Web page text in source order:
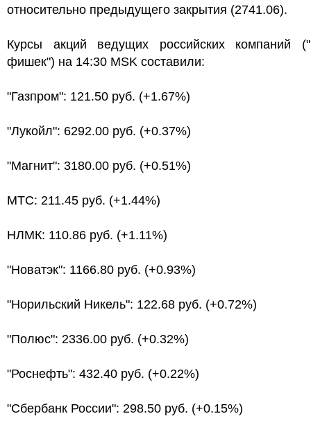
относительно предыдущего закрытия (2741.06).
Курсы акций ведущих российских компаний
фишек") на 14:30 MSK составили:
"Газпром": 121.50 руб. (+1.67%)
"Лукойл": 6292.00 руб. (+0.37%)
"Магнит": 3180.00 руб. (+0.51%)
МТС: 211.45 руб. (+1.44%)
НЛМК: 110.86 руб. (+1.11%)
"Новатэк": 1166.80 руб. (+0.93%)
"Норильский Никель": 122.68 руб. (+0.72%)
"Полюс": 2336.00 руб. (+0.32%)
"Роснефть": 432.40 руб. (+0.22%)
"Сбербанк России": 298.50 руб. (+0.15%)